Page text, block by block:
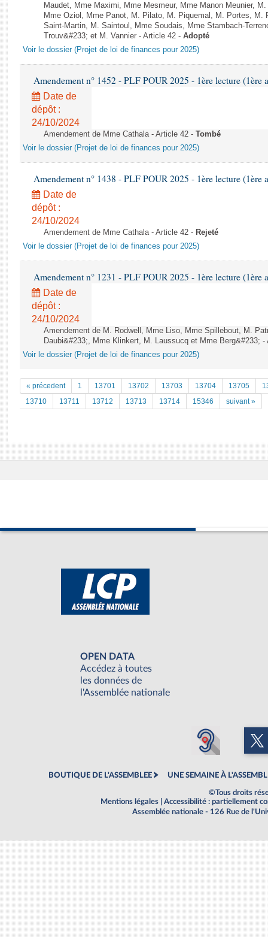
Maudet, Mme Maximi, Mme Mesmeur, Mme Manon Meunier,
Mme Oziol, Mme Panot, M. Pilato, M. Piquemal, M. Portes, M.
Saint-Martin, M. Saintoul, Mme Soudais, Mme Stambach-
Trouv&#233; et M. Vannier - Article 42 - Adopté
Voir le dossier (Projet de loi de finances pour 2025)
Amendement n° 1452 - PLF POUR 2025 - 1ère lecture (1ère
Date de
dépôt :
24/10/2024
Amendement de Mme Cathala - Article 42 - Tombé
Voir le dossier (Projet de loi de finances pour 2025)
Amendement n° 1438 - PLF POUR 2025 - 1ère lecture (1ère
Date de
dépôt :
24/10/2024
Amendement de Mme Cathala - Article 42 - Rejeté
Voir le dossier (Projet de loi de finances pour 2025)
Amendement n° 1231 - PLF POUR 2025 - 1ère lecture (1ère
Date de
dépôt :
24/10/2024
Amendement de M. Rodwell, Mme Liso, Mme Spillebout, M.
Daubi&#233;, Mme Klinkert, M. Laussucq et Mme Berg&#233;
Voir le dossier (Projet de loi de finances pour 2025)
« précedent 1 13701 13702 13703 13704 13705
13710
13711 13712 13713 13714 15346 suivant »
OPEN DATA
Accédez à toutes
les données de
l'Assemblée nationale
BOUTIQUE DE L'ASSEMBLEE UNE SEMAINE À
©Tous droits
Mentions légales
Accessibilité : partiellement
Assemblée nationale - 126 Rue de